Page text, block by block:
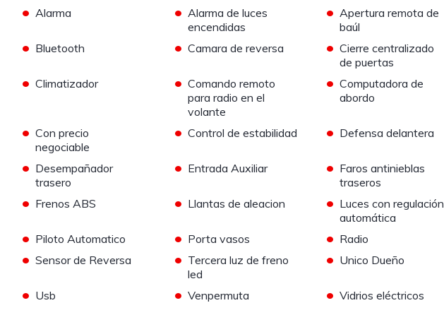
• Alarma • Alarma de luces
encendidas
• Apertura remota de
baúl
• Bluetooth • Camara de reversa • Cierre centralizado
de puertas
• Climatizador • Comando remoto
para radio en el
volante
• Computadora de
abordo
• Con precio
negociable
• Control de estabilidad • Defensa delantera
• Desempañador
trasero
• Entrada Auxiliar • Faros antinieblas
traseros
• Frenos ABS • Llantas de aleacion • Luces con regulación
automática
• Piloto Automatico • Porta vasos • Radio
• Sensor de Reversa • Tercera luz de freno
led
• Unico Dueño
• Usb • Venpermuta • Vidrios eléctricos